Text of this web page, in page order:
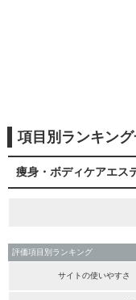
項目別ランキン
痩身・ボディケアエス
評価項目別ランキング
サイトの使いやすさ